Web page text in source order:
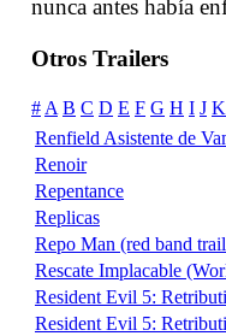
nunca antes había
Otros Trailers
# A B C D E F G H I J K
Renfield Asistente de
Renoir
Repentance
Replicas
Repo Man (red band
Rescate Implacable
Resident Evil 5:
Resident Evil 5: